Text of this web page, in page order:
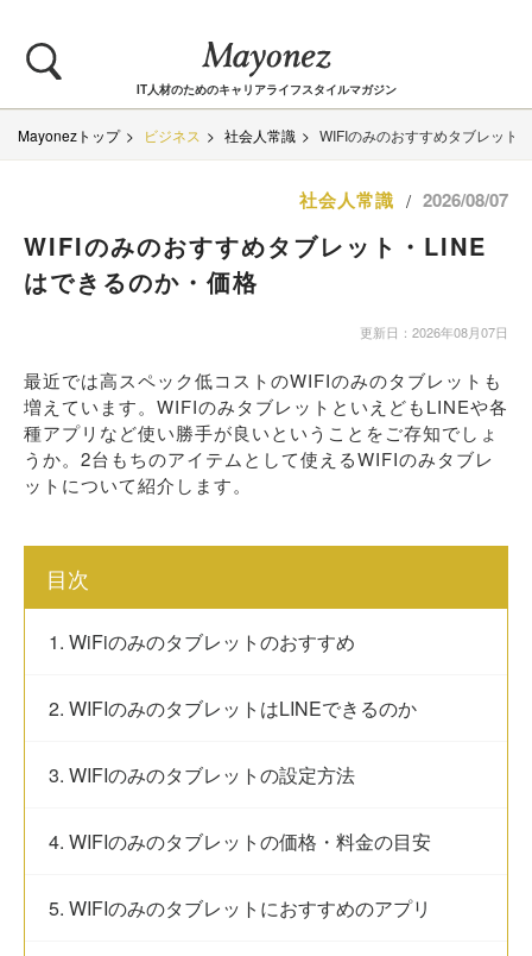
IT人材のためのキャリアライフスタイルマガジン
Mayonezトップ ビジネス 社会人常識 WIFIのみのおすすめタブレット
社会人常識 / 2026/08/07
WIFIのみのおすすめタブレット・LINE
はできるのか・価格
更新日：2026年08月07日
最近では高スペック低コストのWIFIのみのタブレットも
増えています。WIFIのみタブレットといえどもLINEや各
種アプリなど使い勝手が良いということをご存知でしょ
うか。2台もちのアイテムとして使えるWIFIのみタブレ
ットについて紹介します。
目次
1. WiFiのみのタブレットのおすすめ
2. WIFIのみのタブレットはLINEできるのか
3. WIFIのみのタブレットの設定方法
4. WIFIのみのタブレットの価格・料金の目安
5. WIFIのみのタブレットにおすすめのアプリ